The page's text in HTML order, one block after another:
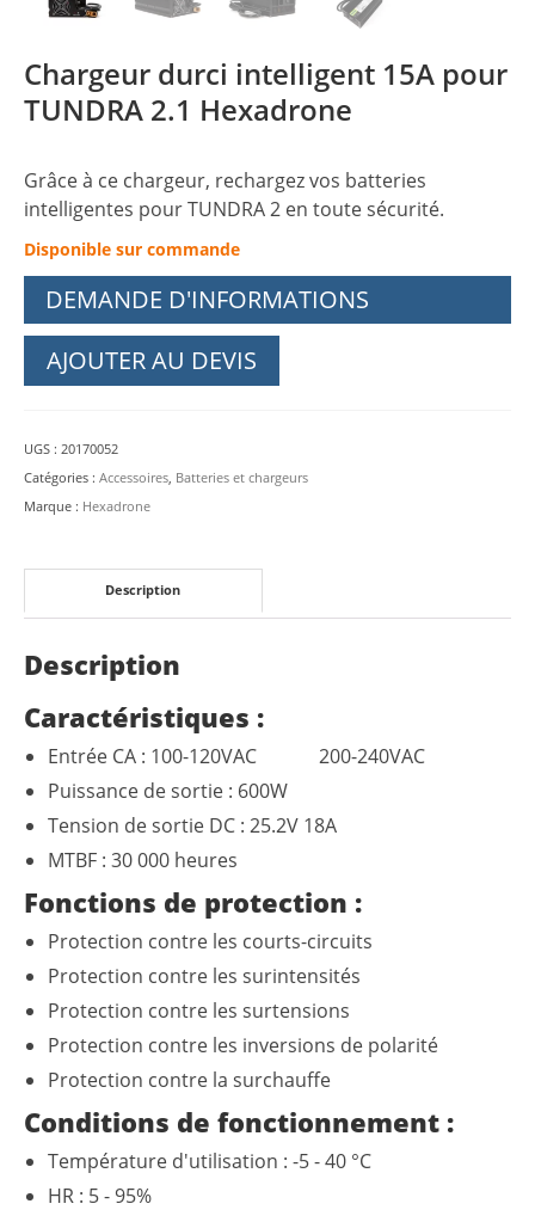
Chargeur durci intelligent 15A pour
TUNDRA 2.1 Hexadrone
Grâce à ce chargeur, rechargez vos batteries
intelligentes pour TUNDRA 2 en toute sécurité.
Disponible sur commande
DEMANDE D'INFORMATIONS
AJOUTER AU DEVIS
UGS : 20170052
Catégories : Accessoires Batteries et chargeurs
Marque : Hexadrone
Description
Description
Caractéristiques :
Entrée CA : 100-120VAC 200-240VAC
Puissance de sortie : 600W
Tension de sortie DC : 25.2V 18A
MTBF : 30 000 heures
Fonctions de protection :
Protection contre les courts-circuits
Protection contre les surintensités
Protection contre les surtensions
Protection contre les inversions de polarité
Protection contre la surchauffe
Conditions de fonctionnement :
Température d'utilisation : -5 - 40 °C
HR : 5 - 95%